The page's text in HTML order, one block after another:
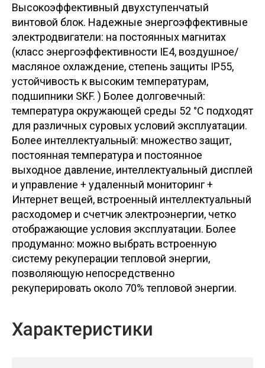
Высокоэффективный двухступенчатый
винтовой блок. Надежные энергоэффективные
электродвигатели: на постоянных магнитах
(класс энергоэффективности IE4, воздушное/
масляное охлаждение, степень защиты IP55,
устойчивость к высоким температурам,
подшипники SKF. ) Более долговечный:
температура окружающей среды 52 °C подходят
для различных суровых условий эксплуатации.
Более интеллектуальный: множество защит,
постоянная температура и постоянное
выходное давление, интеллектуальный дисплей
и управление + удаленный мониторинг +
Интернет вещей, встроенный интеллектуальный
расходомер и счетчик электроэнергии, четко
отображающие условия эксплуатации. Более
продуманно: можно выбрать встроенную
систему рекуперации тепловой энергии,
позволяющую непосредственно
рекуперировать около 70% тепловой энергии.
Характеристики